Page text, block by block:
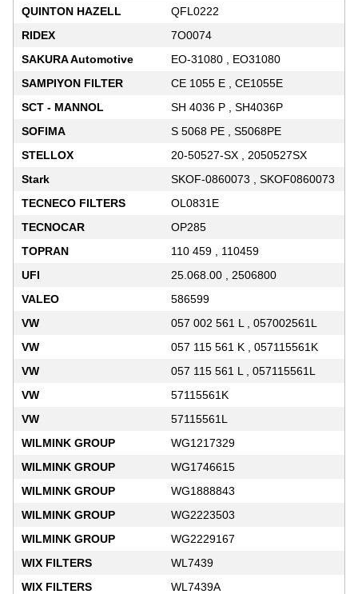
QUINTON HAZELL
QFL0222
RIDEX
7O0074
SAKURA Automotive
EO-31080 , EO31080
SAMPIYON FILTER
CE 1055 E , CE1055E
SCT - MANNOL
SH 4036 P , SH4036P
SOFIMA
S 5068 PE , S5068PE
STELLOX
20-50527-SX , 2050527SX
Stark
SKOF-0860073 , SKOF0860073
TECNECO FILTERS
OL0831E
TECNOCAR
OP285
TOPRAN
110 459 , 110459
UFI
25.068.00 , 2506800
VALEO
586599
VW
057 002 561 L , 057002561L
VW
057 115 561 K , 057115561K
VW
057 115 561 L , 057115561L
VW
57115561K
VW
57115561L
WILMINK GROUP
WG1217329
WILMINK GROUP
WG1746615
WILMINK GROUP
WG1888843
WILMINK GROUP
WG2223503
WILMINK GROUP
WG2229167
WIX FILTERS
WL7439
WIX FILTERS
WL7439A